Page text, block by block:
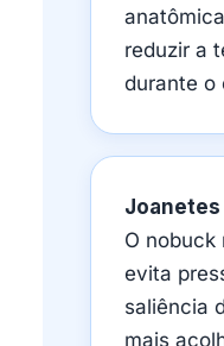
reduzir a
durante o
Joanetes
O nobuck
evita
saliência
mais